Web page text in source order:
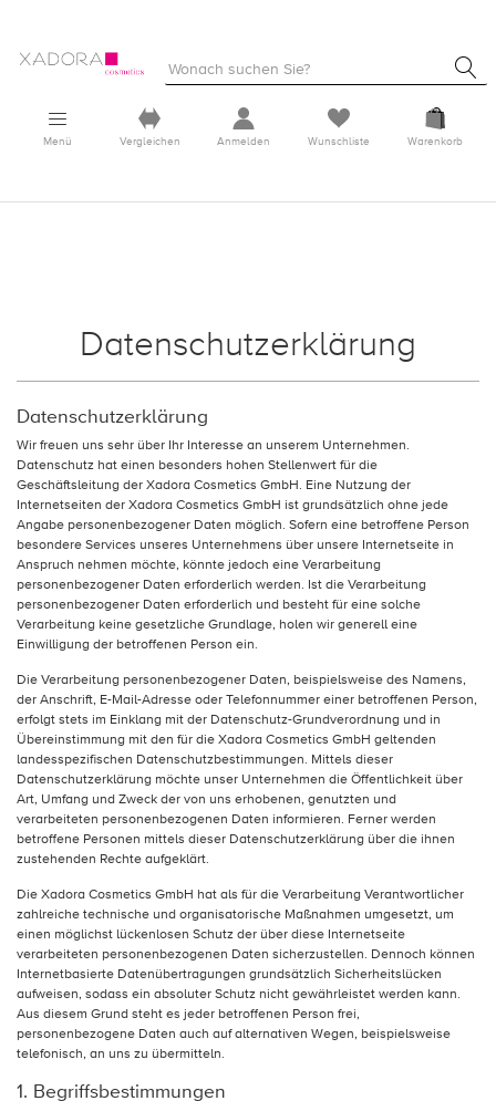
Menü Vergleichen Anmelden Wunschliste Warenkorb
Datenschutzerklärung
Datenschutzerklärung
Wir freuen uns sehr über Ihr Interesse an unserem Unternehmen.
Datenschutz hat einen besonders hohen Stellenwert für die
Geschäftsleitung der Xadora Cosmetics GmbH. Eine Nutzung der
Internetseiten der Xadora Cosmetics GmbH ist grundsätzlich ohne jede
Angabe personenbezogener Daten möglich. Sofern eine betroffene Person
besondere Services unseres Unternehmens über unsere Internetseite in
Anspruch nehmen möchte, könnte jedoch eine Verarbeitung
personenbezogener Daten erforderlich werden. Ist die Verarbeitung
personenbezogener Daten erforderlich und besteht für eine solche
Verarbeitung keine gesetzliche Grundlage, holen wir generell eine
Einwilligung der betroffenen Person ein.
Die Verarbeitung personenbezogener Daten, beispielsweise des Namens,
der Anschrift, E-Mail-Adresse oder Telefonnummer einer betroffenen Person,
erfolgt stets im Einklang mit der Datenschutz-Grundverordnung und in
Übereinstimmung mit den für die Xadora Cosmetics GmbH geltenden
landesspezifischen Datenschutzbestimmungen. Mittels dieser
Datenschutzerklärung möchte unser Unternehmen die Öffentlichkeit über
Art, Umfang und Zweck der von uns erhobenen, genutzten und
verarbeiteten personenbezogenen Daten informieren. Ferner werden
betroffene Personen mittels dieser Datenschutzerklärung über die ihnen
zustehenden Rechte aufgeklärt.
Die Xadora Cosmetics GmbH hat als für die Verarbeitung Verantwortlicher
zahlreiche technische und organisatorische Maßnahmen umgesetzt, um
einen möglichst lückenlosen Schutz der über diese Internetseite
verarbeiteten personenbezogenen Daten sicherzustellen. Dennoch können
Internetbasierte Datenübertragungen grundsätzlich Sicherheitslücken
aufweisen, sodass ein absoluter Schutz nicht gewährleistet werden kann.
Aus diesem Grund steht es jeder betroffenen Person frei,
personenbezogene Daten auch auf alternativen Wegen, beispielsweise
telefonisch, an uns zu übermitteln.
1. Begriffsbestimmungen